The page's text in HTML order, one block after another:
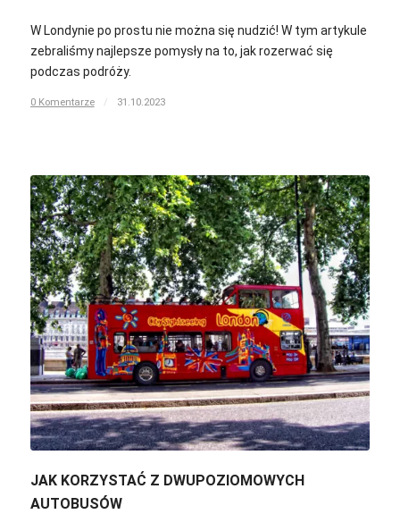
W Londynie po prostu nie można się nudzić! W tym artykule
zebraliśmy najlepsze pomysły na to, jak rozerwać się
podczas podróży.
0 Komentarze / 31.10.2023
JAK KORZYSTAĆ Z DWUPOZIOMOWYCH
AUTOBUSÓW